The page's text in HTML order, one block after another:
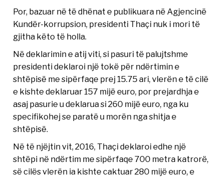
Por, bazuar në të dhënat e publikuara në Agjencinë
Kundër-korrupsion, presidenti Thaçi nuk i mori të
gjitha këto të holla.
Në deklarimin e atij viti, si pasuri të palujtshme
presidenti deklaroi një tokë për ndërtimin e
shtëpisë me sipërfaqe prej 15.75 ari, vlerën e të cilë
e kishte deklaruar 157 mijë euro, por prejardhja e
asaj pasurie u deklarua si 260 mijë euro, nga ku
specifikohej se paratë u morën nga shitja e
shtëpisë.
Në të njëjtin vit, 2016, Thaçi deklaroi edhe një
shtëpi në ndërtim me sipërfaqe 700 metra katrorë,
së cilës vlerën ia kishte caktuar 280 mijë euro, e